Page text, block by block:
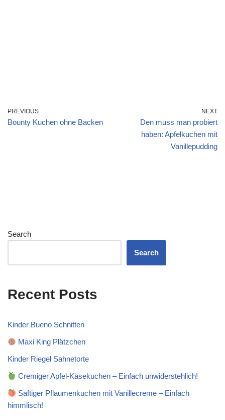
PREVIOUS
Bounty Kuchen ohne Backen
NEXT
Den muss man probiert
haben: Apfelkuchen mit
Vanillepudding
Search
Search
Recent Posts
Kinder Bueno Schnitten
Maxi King Plätzchen
Kinder Riegel Sahnetorte
Cremiger Apfel-Käsekuchen – Einfach unwiderstehlich!
Saftiger Pflaumenkuchen mit Vanillecreme – Einfach
himmlisch!